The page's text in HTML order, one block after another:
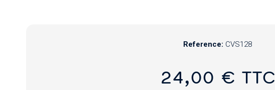
Reference: CVS128
24,00 € TTC